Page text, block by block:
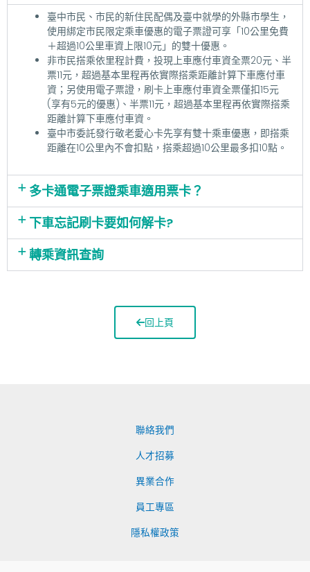
臺中市民、市民的新住民配偶及臺中就學的外縣市學生，
使用綁定市民限定乘車優惠的電子票證可享「10公里免費
＋超過10公里車資上限10元」的雙十優惠。
非市民搭乘依里程計費，投現上車應付車資全票20元、半
票11元，超過基本里程再依實際搭乘距離計算下車應付車
資；另使用電子票證，刷卡上車應付車資全票僅扣15元
(享有5元的優惠)、半票11元，超過基本里程再依實際搭乘
距離計算下車應付車資。
臺中市委託發行敬老愛心卡先享有雙十乘車優惠，即搭乘
距離在10公里內不會扣點，搭乘超過10公里最多扣10點。
多卡通電子票證乘車適用票卡？
下車忘記刷卡要如何解卡?
轉乘資訊查詢
回上頁
聯絡我們
人才招募
異業合作
員工專區
隱私權政策